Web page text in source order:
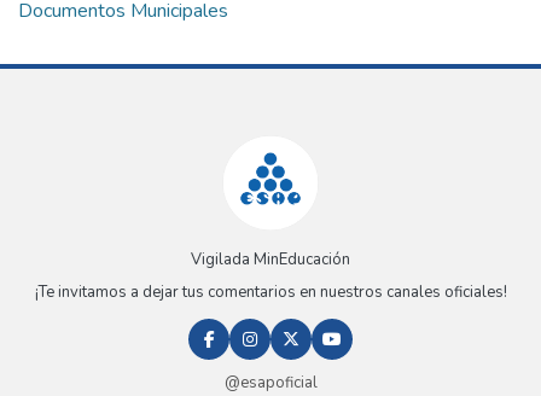
Documentos Municipales
Vigilada MinEducación
¡Te invitamos a dejar tus comentarios en nuestros canales oficiales!
@esapoficial